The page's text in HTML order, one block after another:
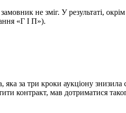
не зміг. У результаті,
«Г І П»).
яка за три кроки аукціону знизила
контракт, мав дотриматися